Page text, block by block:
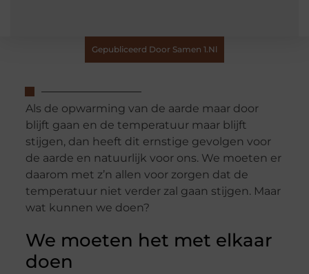
Gepubliceerd Door Samen 1.nl
Als de opwarming van de aarde maar door
blijft gaan en de temperatuur maar blijft
stijgen, dan heeft dit ernstige gevolgen voor
de aarde en natuurlijk voor ons. We moeten er
daarom met z’n allen voor zorgen dat de
temperatuur niet verder zal gaan stijgen. Maar
wat kunnen we doen?
We moeten het met elkaar
doen